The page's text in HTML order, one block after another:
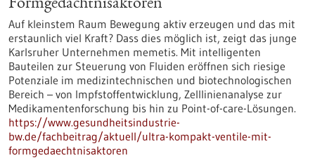
Formgedächtnisaktoren
Auf kleinstem Raum Bewegung aktiv erzeugen und das mit
erstaunlich viel Kraft? Dass dies möglich ist, zeigt das junge
Karlsruher Unternehmen memetis. Mit intelligenten
Bauteilen zur Steuerung von Fluiden eröffnen sich riesige
Potenziale im medizintechnischen und biotechnologischen
Bereich – von Impfstoffentwicklung, Zelllinienanalyse zur
Medikamentenforschung bis hin zu Point-of-care-Lösungen.
https://www.gesundheitsindustrie-
bw.de/fachbeitrag/aktuell/ultra-kompakt-ventile-mit-
formgedaechtnisaktoren